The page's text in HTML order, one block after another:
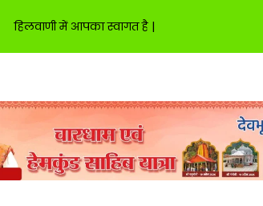
हिलवाणी में आपका स्वागत है |